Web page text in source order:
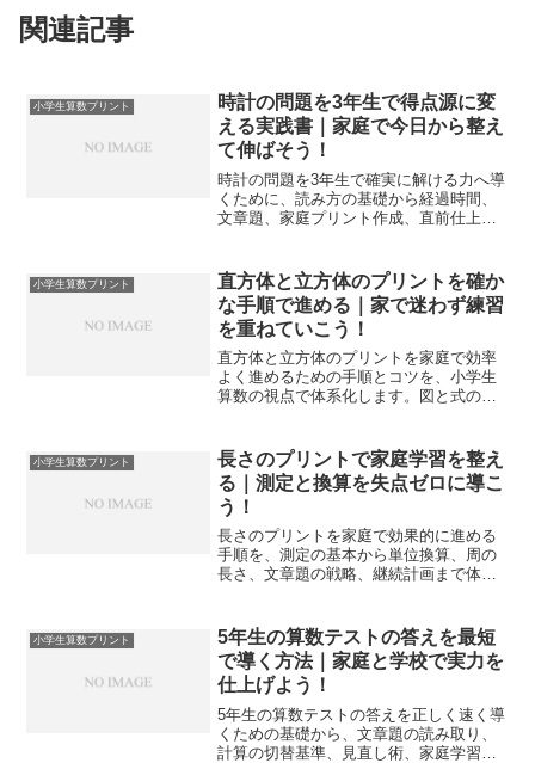
関連記事
小学生算数プリント
時計の問題を3年生で得点源に変
える実践書｜家庭で今日から整え
て伸ばそう！
時計の問題を3年生で確実に解ける力へ導
くために、読み方の基礎から経過時間、
文章題、家庭プリント作成、直前仕上げ
小学生算数プリント
直方体と立方体のプリントを確か
な手順で進める｜家で迷わず練習
を重ねていこう！
直方体と立方体のプリントを家庭で効率
よく進めるための手順とコツを、小学生
算数の視点で体系化します。図と式のつ
小学生算数プリント
長さのプリントで家庭学習を整え
る｜測定と換算を失点ゼロに導こ
う！
長さのプリントを家庭で効果的に進める
手順を、測定の基本から単位換算、周の
長さ、文章題の戦略、継続計画まで体系
小学生算数プリント
5年生の算数テストの答えを最短
で導く方法｜家庭と学校で実力を
仕上げよう！
5年生の算数テストの答えを正しく速く導
くための基礎から、文章題の読み取り、
計算の切替基準、見直し術、家庭学習ル